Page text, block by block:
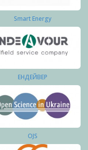
Smart Energy
ЕНДЕЙВЕР
OJS